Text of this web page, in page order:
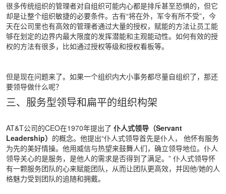
很多传统组织的管理者对自组织可能内心都是排斥甚至恐惧的，但它
却是让整个组织敏捷的必要条件。古有“将在外，军令有所不受”，今
天在公司里也有高效的管理者通过大量的授权，赋能的方法让员工能
够在划定的边界内最大限度的发挥潜能和主观能动性。如何有效的授
权的方法有很多，比如通过授权等级和授权看板等。
但是现在问题来了。如果一个组织内大小事务都尽量自组织了，那还
要领导做什么呢？
三、服务型领导和扁平的组织构架
AT&T公司的CEO在1970年提出了 仆人式领导（Servant
Leadership） 的概念。他提出“仆人式领导首先是仆人， 他怀有服务
为先的美好情操。他用威信与热望来鼓舞人们，确立领导地位。仆人
领导关心的是服务，是他人的需求是否得到了满足。” 仆人式领导怀
有一颗服务团队的心来赋能团队，从而让团队更高效，并因他/她的人
格魅力受到团队的追随和拥戴。